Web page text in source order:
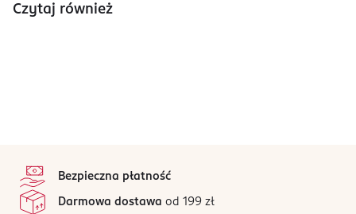
Czytaj również
Bezpieczna płatność
Darmowa dostawa od 199 zł